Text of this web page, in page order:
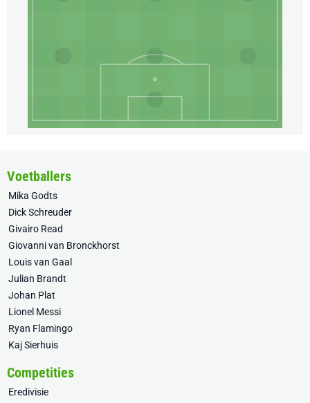
Voetballers
Mika Godts
Dick Schreuder
Givairo Read
Giovanni van Bronckhorst
Louis van Gaal
Julian Brandt
Johan Plat
Lionel Messi
Ryan Flamingo
Kaj Sierhuis
Competities
Eredivisie